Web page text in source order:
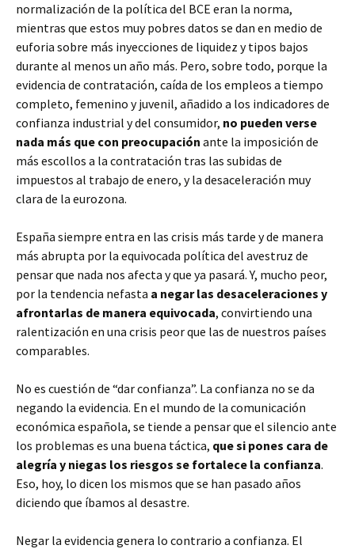
normalización de la política del BCE eran la norma,
mientras que estos muy pobres datos se dan en medio de
euforia sobre más inyecciones de liquidez y tipos bajos
durante al menos un año más. Pero, sobre todo, porque la
evidencia de contratación, caída de los empleos a tiempo
completo, femenino y juvenil, añadido a los indicadores de
confianza industrial y del consumidor, no pueden verse
nada más que con preocupación ante la imposición de
más escollos a la contratación tras las subidas de
impuestos al trabajo de enero, y la desaceleración muy
clara de la eurozona.
España siempre entra en las crisis más tarde y de manera
más abrupta por la equivocada política del avestruz de
pensar que nada nos afecta y que ya pasará. Y, mucho peor,
por la tendencia nefasta a negar las desaceleraciones y
afrontarlas de manera equivocada, convirtiendo una
ralentización en una crisis peor que las de nuestros países
comparables.
No es cuestión de “dar confianza”. La confianza no se da
negando la evidencia. En el mundo de la comunicación
económica española, se tiende a pensar que el silencio ante
los problemas es una buena táctica, que si pones cara de
alegría y niegas los riesgos se fortalece la confianza.
Eso, hoy, lo dicen los mismos que se han pasado años
diciendo que íbamos al desastre.
Negar la evidencia genera lo contrario a confianza. El